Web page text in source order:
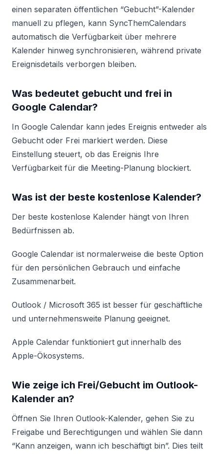
einen separaten öffentlichen “Gebucht”-Kalender
manuell zu pflegen, kann SyncThemCalendars
automatisch die Verfügbarkeit über mehrere
Kalender hinweg synchronisieren, während private
Ereignisdetails verborgen bleiben.
Was bedeutet gebucht und frei in
Google Calendar?
In Google Calendar kann jedes Ereignis entweder als
Gebucht oder Frei markiert werden. Diese
Einstellung steuert, ob das Ereignis Ihre
Verfügbarkeit für die Meeting-Planung blockiert.
Was ist der beste kostenlose Kalender?
Der beste kostenlose Kalender hängt von Ihren
Bedürfnissen ab.
Google Calendar ist normalerweise die beste Option
für den persönlichen Gebrauch und einfache
Zusammenarbeit.
Outlook / Microsoft 365 ist besser für geschäftliche
und unternehmensweite Planung geeignet.
Apple Calendar funktioniert gut innerhalb des
Apple-Ökosystems.
Wie zeige ich Frei/Gebucht im Outlook-
Kalender an?
Öffnen Sie Ihren Outlook-Kalender, gehen Sie zu
Freigabe und Berechtigungen und wählen Sie dann
“Kann anzeigen, wann ich beschäftigt bin”. Dies teilt